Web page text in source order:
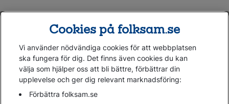
Gå direkt till...
Cookies på folksam.se
Vi använder nödvändiga cookies för att webbplatsen
ska fungera för dig. Det finns även cookies du kan
välja som hjälper oss att bli bättre, förbättrar din
upplevelse och ger dig relevant marknadsföring:
Förbättra folksam.se